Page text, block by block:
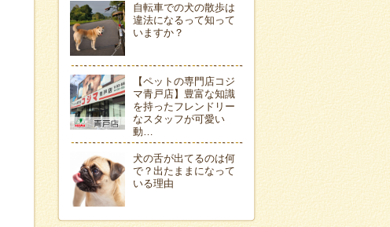
自転車での犬の散歩は
違法になるって知って
いますか？
【ペットの専門店コジ
マ青戸店】豊富な知識
を持ったフレンドリー
なスタッフが可愛い
動…
犬の舌が出てるのは何
で？出たままになって
いる理由